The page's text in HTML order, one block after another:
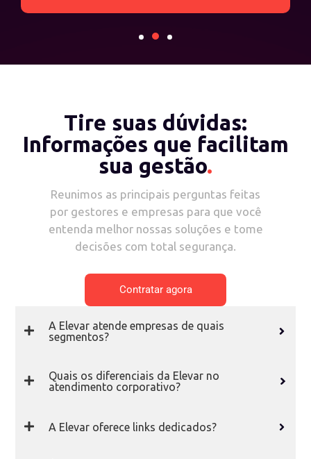
★★★★★
Tire suas dúvidas:
Informações que facilitam
sua gestão.
Reunimos as principais perguntas feitas
por gestores e empresas para que você
entenda melhor nossas soluções e tome
decisões com total segurança.
Contratar agora
A Elevar atende empresas de quais
segmentos?
Quais os diferenciais da Elevar no
atendimento corporativo?
A Elevar oferece links dedicados?